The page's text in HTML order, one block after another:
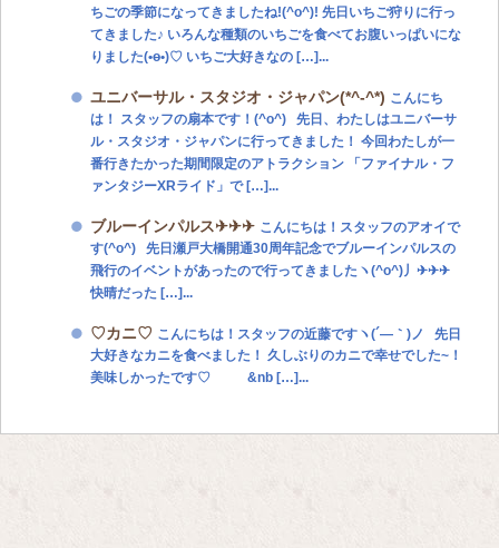
ちごの季節になってきましたね!(^o^)! 先日いちご狩りに行っ
てきました♪ いろんな種類のいちごを食べてお腹いっぱいにな
りました(•ө•)♡ いちご大好きなの […]...
ユニバーサル・スタジオ・ジャパン(*^-^*) こんにち
は！ スタッフの扇本です！(^o^) 先日、わたしはユニバーサ
ル・スタジオ・ジャパンに行ってきました！ 今回わたしが一
番行きたかった期間限定のアトラクション 「ファイナル・フ
ァンタジーXRライド」で […]...
ブルーインパルス✈✈✈ こんにちは！スタッフのアオイで
す(^o^) 先日瀬戸大橋開通30周年記念でブルーインパルスの
飛行のイベントがあったので行ってきましたヽ(^o^)丿✈✈✈
快晴だった […]...
♡カニ♡ こんにちは！スタッフの近藤ですヽ(´―｀)ノ 先日
大好きなカニを食べました！ 久しぶりのカニで幸せでした~！
美味しかったです♡ &nb […]...